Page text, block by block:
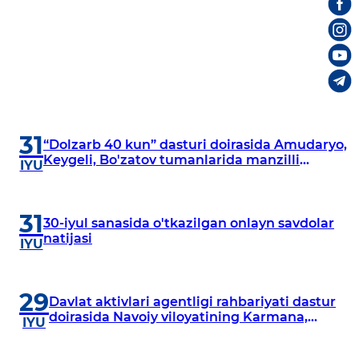
31
IYU
“Dolzarb 40 kun” dasturi doirasida Amudaryo,
Keygeli, Bo'zatov tumanlarida manzilli
31
IYU
30-iyul sanasida o'tkazilgan onlayn savdolar
natijasi
29
IYU
Davlat aktivlari agentligi rahbariyati dastur
doirasida Navoiy viloyatining Karmana,